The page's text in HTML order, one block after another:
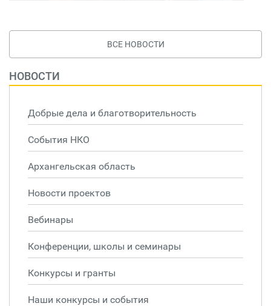
ВСЕ НОВОСТИ
НОВОСТИ
Добрые дела и благотворительность
События НКО
Архангельская область
Новости проектов
Вебинары
Конференции, школы и семинары
Конкурсы и гранты
Наши конкурсы и события